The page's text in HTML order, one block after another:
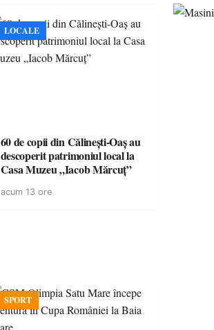
LOCALE
60 de copii din Călinești-Oaș au
descoperit patrimoniul local la
Casa Muzeu „Iacob Mărcuț”
acum 13 ore
SPORT